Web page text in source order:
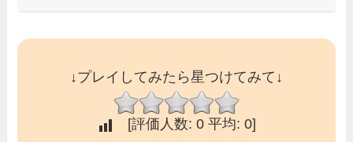
↓プレイしてみたら星つけてみて↓
[評価人数: 0平均: 0]